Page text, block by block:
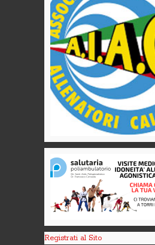
Registrati al Sito